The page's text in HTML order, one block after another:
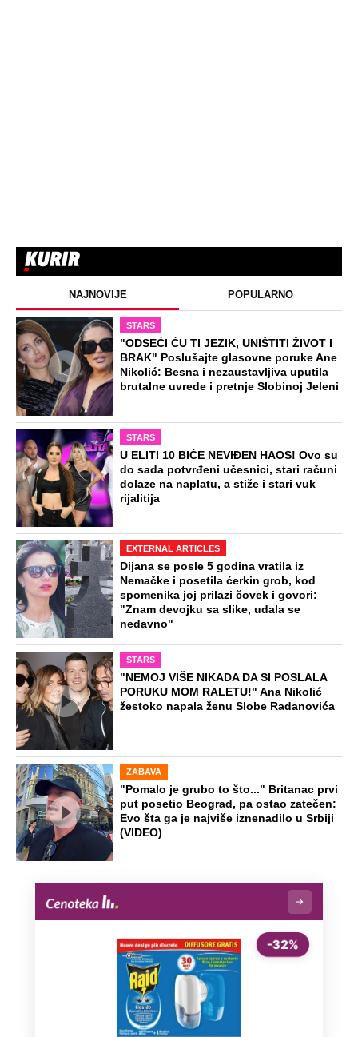
NAJNOVIJE POPULARNO
STARS
"ODSEĆI ĆU TI JEZIK, UNIŠTITI ŽIVOT I
BRAK" Poslušajte glasovne poruke Ane
Nikolić: Besna i nezaustavljiva uputila
brutalne uvrede i pretnje Slobinoj Jeleni
STARS
U ELITI 10 BIĆE NEVIĐEN HAOS! Ovo su
do sada potvrđeni učesnici, stari računi
dolaze na naplatu, a stiže i stari vuk
rijalitija
EXTERNAL ARTICLES
Dijana se posle 5 godina vratila iz
Nemačke i posetila ćerkin grob, kod
spomenika joj prilazi čovek i govori:
"Znam devojku sa slike, udala se
nedavno"
STARS
"NEMOJ VIŠE NIKADA DA SI POSLALA
PORUKU MOM RALETU!" Ana Nikolić
žestoko napala ženu Slobe Radanovića
ZABAVA
"Pomalo je grubo to što..." Britanac prvi
put posetio Beograd, pa ostao zatečen:
Evo šta ga je najviše iznenadilo u Srbiji
(VIDEO)